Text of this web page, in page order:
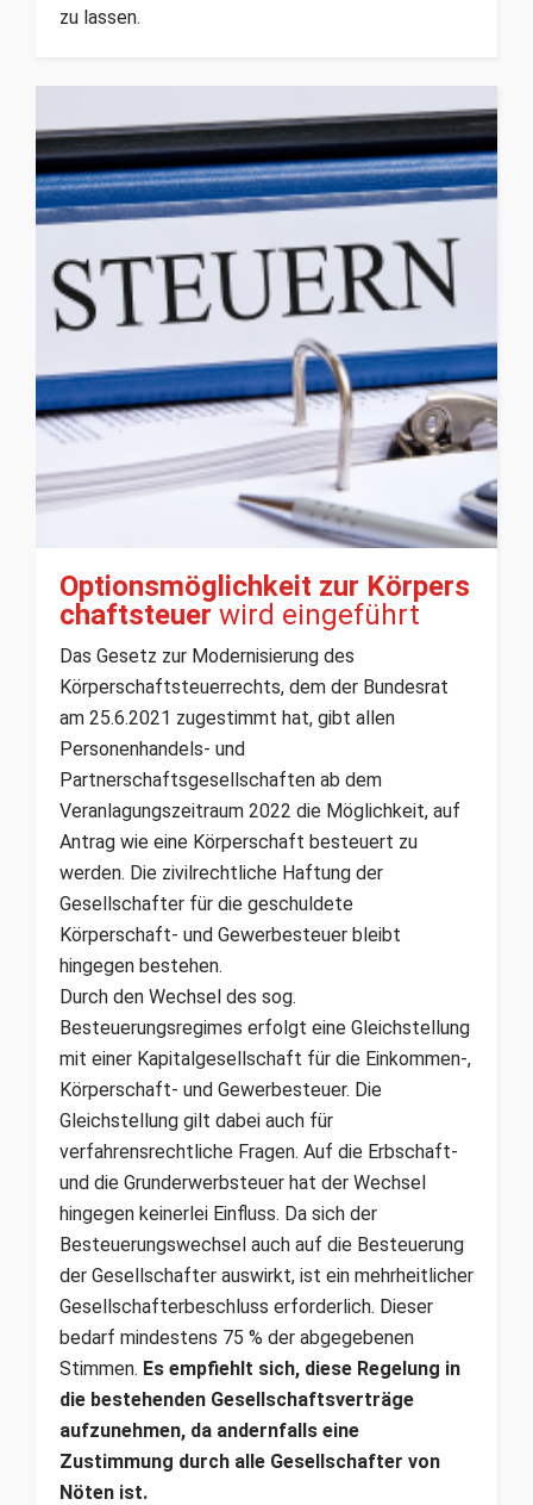
zu lassen.
Optionsmöglichkeit zur Körpers
chaftsteuer wird eingeführt
Das Gesetz zur Modernisierung des
Körperschaftsteuerrechts, dem der Bundesrat
am 25.6.2021 zugestimmt hat, gibt allen
Personenhandels- und
Partnerschaftsgesellschaften ab dem
Veranlagungszeitraum 2022 die Möglichkeit, auf
Antrag wie eine Körperschaft besteuert zu
werden. Die zivilrechtliche Haftung der
Gesellschafter für die geschuldete
Körperschaft- und Gewerbesteuer bleibt
hingegen bestehen.
Durch den Wechsel des sog.
Besteuerungsregimes erfolgt eine Gleichstellung
mit einer Kapitalgesellschaft für die Einkommen-,
Körperschaft- und Gewerbesteuer. Die
Gleichstellung gilt dabei auch für
verfahrensrechtliche Fragen. Auf die Erbschaft-
und die Grunderwerbsteuer hat der Wechsel
hingegen keinerlei Einfluss. Da sich der
Besteuerungswechsel auch auf die Besteuerung
der Gesellschafter auswirkt, ist ein mehrheitlicher
Gesellschafterbeschluss erforderlich. Dieser
bedarf mindestens 75 % der abgegebenen
Stimmen. Es empfiehlt sich, diese Regelung in
die bestehenden Gesellschaftsverträge
aufzunehmen, da andernfalls eine
Zustimmung durch alle Gesellschafter von
Nöten ist.